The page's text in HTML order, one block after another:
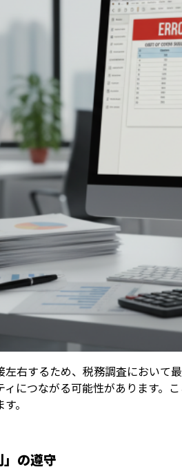
右するため、税務調査において
につながる可能性があります。
。
」の遵守